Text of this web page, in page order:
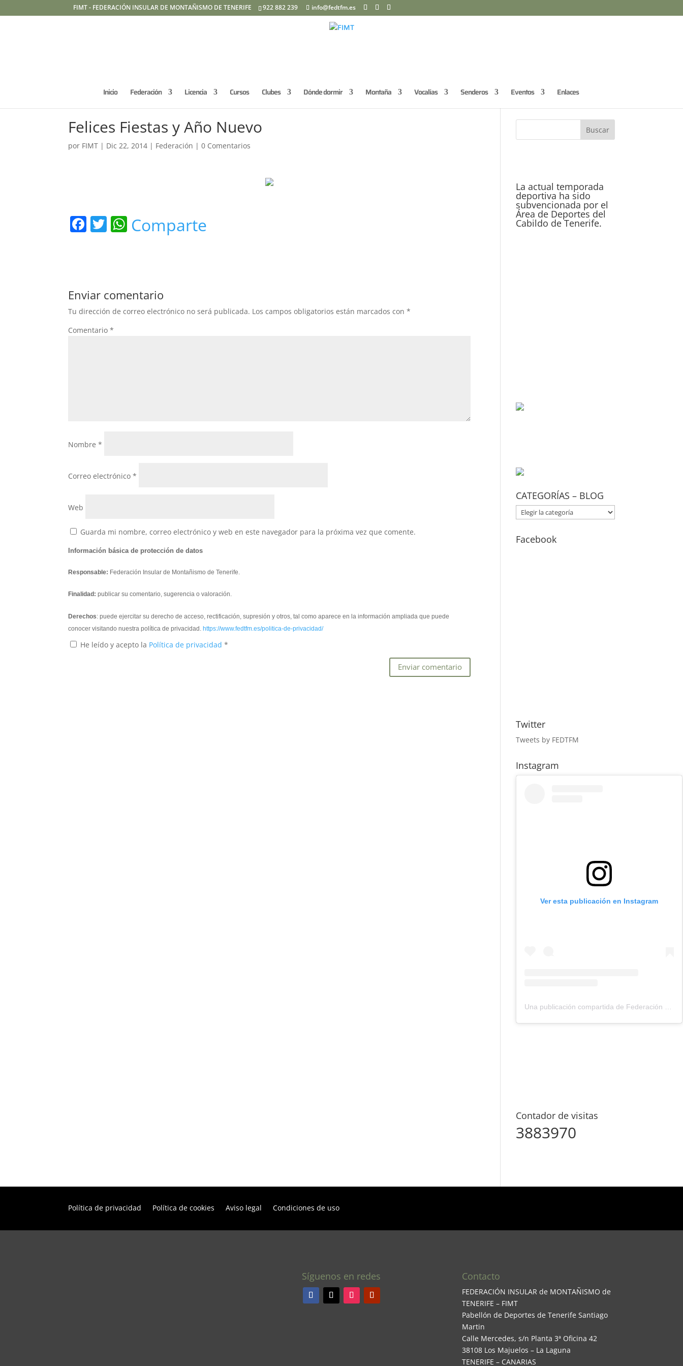
FIMT - FEDERACIÓN INSULAR DE MONTAÑISMO DE TENERIFE 922 882 239 info@fedtfm.es
Inicio Federación Licencia Cursos Clubes Dónde dormir Montaña Vocalías Senderos Eventos Enlaces
Felices Fiestas y Año Nuevo
por FIMT | Dic 22, 2014 | Federación |0 Comentarios
F
b
o
o
k
T W
A
p
p
Comparte
Enviar comentario
Tu dirección de correo electrónico no será publicada. Los campos obligatorios están marcados con*
Comentario*
Nombre*
Correo electrónico*
Web
Guarda mi nombre, correo electrónico y web en este navegador para la próxima vez que comente.
Información básica de protección de datos
Responsable: Federación Insular de Montañismo de Tenerife.
Finalidad: publicar su comentario, sugerencia o valoración.
Derechos: puede ejercitar su derecho de acceso, rectificación, supresión y otros, tal como aparece en la información ampliada que puede
conocer visitando nuestra política de privacidad.https://www.fedtfm.es/politica-de-privacidad/
He leído y acepto la Política de privacidad*
La actual temporada
deportiva ha sido
subvencionada por el
Área de Deportes del
Cabildo de Tenerife.
CATEGORÍAS – BLOG
CATEGORÍAS
–
BLOG
Facebook
Twitter
Tweets by FEDTFM
Instagram
Ver esta publicación en Instagram
Contador de visitas
3883970
Política de privacidad Política de cookies Aviso legal Condiciones de uso
Síguenos en redes Contacto
FEDERACIÓN INSULAR de MONTAÑISMO de
TENERIFE – FIMT
Pabellón de Deportes de Tenerife Santiago
Martin
Calle Mercedes, s/n Planta 3ª Oficina 42
38108 Los Majuelos – La Laguna
TENERIFE – CANARIAS